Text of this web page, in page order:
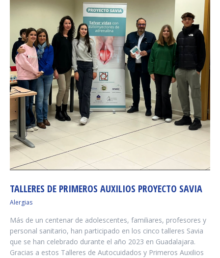
TALLERES DE PRIMEROS AUXILIOS PROYECTO SAVIA
Alergias
Más de un centenar de adolescentes, familiares, profesores y
personal sanitario, han participado en los cinco talleres Savia
que se han celebrado durante el año 2023 en Guadalajara.
Gracias a estos Talleres de Autocuidados y Primeros Auxilios